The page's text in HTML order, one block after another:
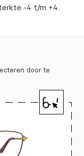
-4 t/m +4.
door te